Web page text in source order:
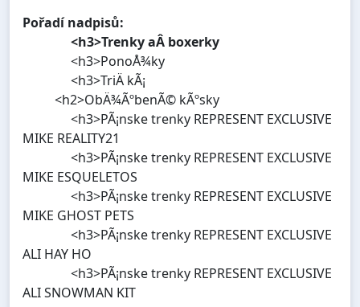
Pořadí nadpisů:
<h3>Trenky aÂ boxerky
<h3>PonoÅ¾ky
<h3>TriÄ kÃ¡
<h2>ObÄ¾ÃºbenÃ© kÃºsky
<h3>PÃ¡nske trenky REPRESENT EXCLUSIVE
MIKE REALITY21
<h3>PÃ¡nske trenky REPRESENT EXCLUSIVE
MIKE ESQUELETOS
<h3>PÃ¡nske trenky REPRESENT EXCLUSIVE
MIKE GHOST PETS
<h3>PÃ¡nske trenky REPRESENT EXCLUSIVE
ALI HAY HO
<h3>PÃ¡nske trenky REPRESENT EXCLUSIVE
ALI SNOWMAN KIT